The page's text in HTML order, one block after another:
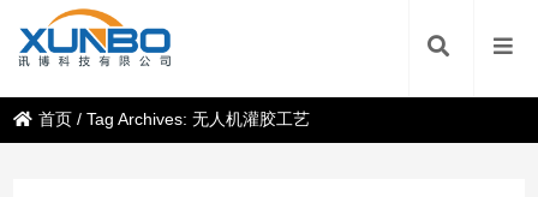
首页 /Tag Archives: 无人机灌胶工艺